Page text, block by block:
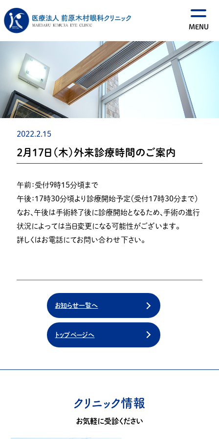
2022.2.15
２月17日（木）外来診療時間のご案内
午前：受付９時１５分頃まで
午後：１７時３０分頃より診療開始予定（受付１７時３０分まで）
なお、午後は手術終了後に診療開始となるため、手術の進行
状況によっては当日変更になる可能性がございます。
詳しくはお電話にてお問い合わせ下さい。
お知らせ一覧へ
トップページへ
クリニック情報
お気軽に受診ください